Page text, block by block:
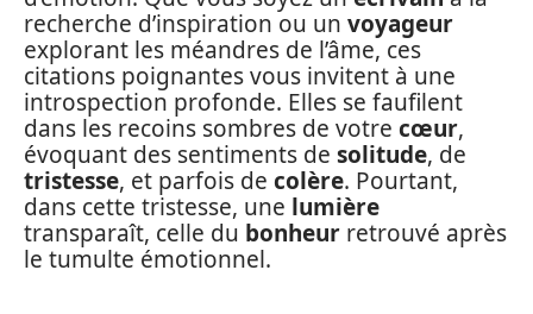
recherche d’inspiration ou un voyageur
explorant les méandres de l’âme, ces
citations poignantes vous invitent à une
introspection profonde. Elles se faufilent
dans les recoins sombres de votre cœur,
évoquant des sentiments de solitude, de
tristesse, et parfois de colère. Pourtant,
dans cette tristesse, une lumière
transparaît, celle du bonheur retrouvé après
le tumulte émotionnel.